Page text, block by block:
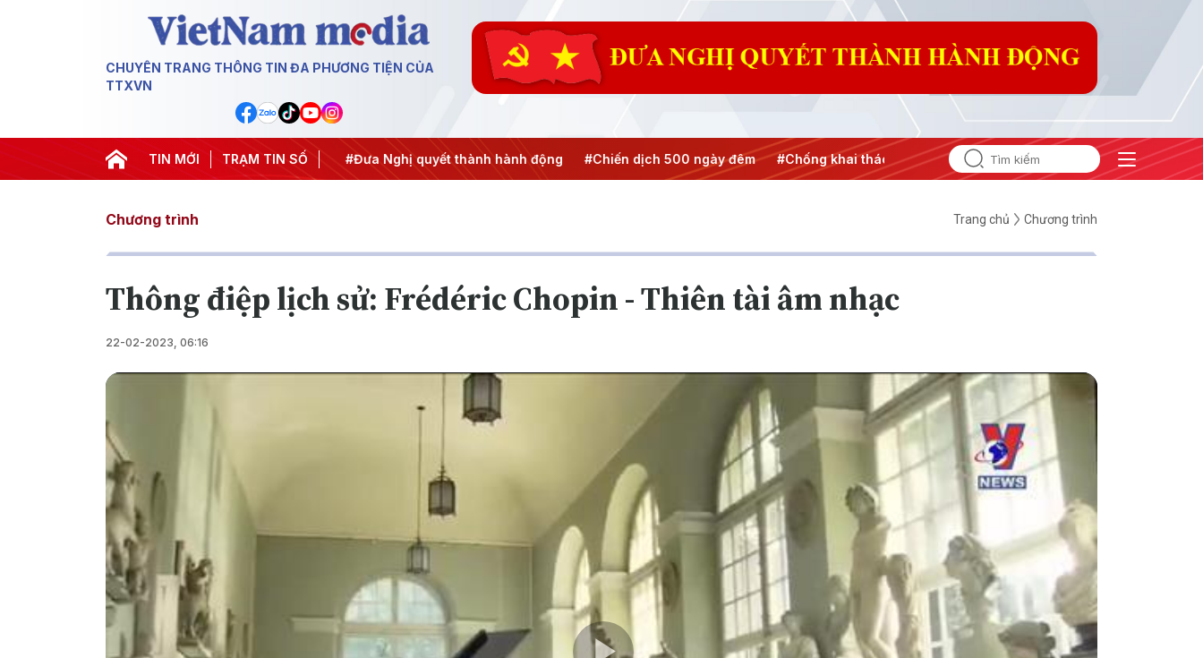
CHUYÊN TRANG THÔNG TIN ĐA PHƯƠNG TIỆN CỦA
TTXVN
TIN MỚI TRẠM TIN SỐ
#Hội nghị Trung ương 3 #APEC 2027 #Đưa Nghị quyết thành hành động #Chiến dịch 500 ngày đêm #Chống khai thác IUU #Căng thẳng Trung Đông #An ninh năng
Chương trình Trang chủ Chương trình
Thông điệp lịch sử: Frédéric Chopin - Thiên tài âm nhạc
22-02-2023, 06:16